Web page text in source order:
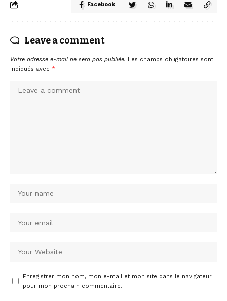
Facebook
Leave a comment
Votre adresse e-mail ne sera pas publiée. Les champs obligatoires sont
indiqués avec *
Enregistrer mon nom, mon e-mail et mon site dans le navigateur
pour mon prochain commentaire.